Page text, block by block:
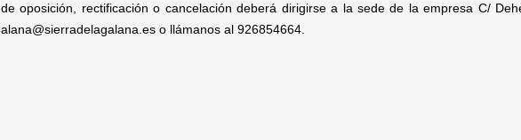
oposición, rectificación o cancelación deberá dirigirse a la sede de la empresa C/
o llámanos al 926854664.